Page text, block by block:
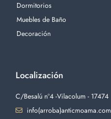
Dormitorios
Muebles de Baño
Decoración
Localización
C/Besalú nº4 -Vilacolum - 17474
info(arroba)anticmoama.com